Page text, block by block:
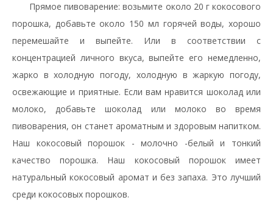
Прямое пивоварение: возьмите около 20 г кокосового
порошка, добавьте около 150 мл горячей воды, хорошо
перемешайте и выпейте. Или в соответствии с
концентрацией личного вкуса, выпейте его немедленно,
жарко в холодную погоду, холодную в жаркую погоду,
освежающие и приятные. Если вам нравится шоколад или
молоко, добавьте шоколад или молоко во время
пивоварения, он станет ароматным и здоровым напитком.
Наш кокосовый порошок - молочно -белый и тонкий
качество порошка. Наш кокосовый порошок имеет
натуральный кокосовый аромат и без запаха. Это лучший
среди кокосовых порошков.